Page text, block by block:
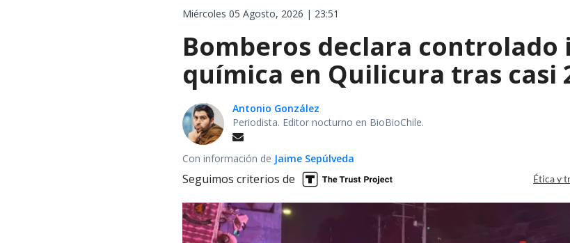
Miércoles 05 Agosto, 2026 | 23:51
Bomberos declara
química en Quilicura tras casi
Antonio González
Periodista. Editor nocturno en BioBioChile.
Con información de Jaime Sepúlveda
Seguimos criterios de Ética y